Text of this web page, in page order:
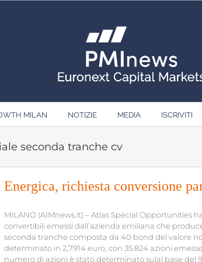
MILAN NOTIZIE MEDIA ISCRIVITI
seconda tranche cv
Energica, richiesta conversione
MILANO (AIMnews.it) – Atlas Special Opportunities
convertibili emessi dall’azienda emiliana che
seconda tranche composta da 40 bond del valore
determinato in 2,7914 euro, con 35.824 azioni
numero di azioni è stato determinato sulal base del